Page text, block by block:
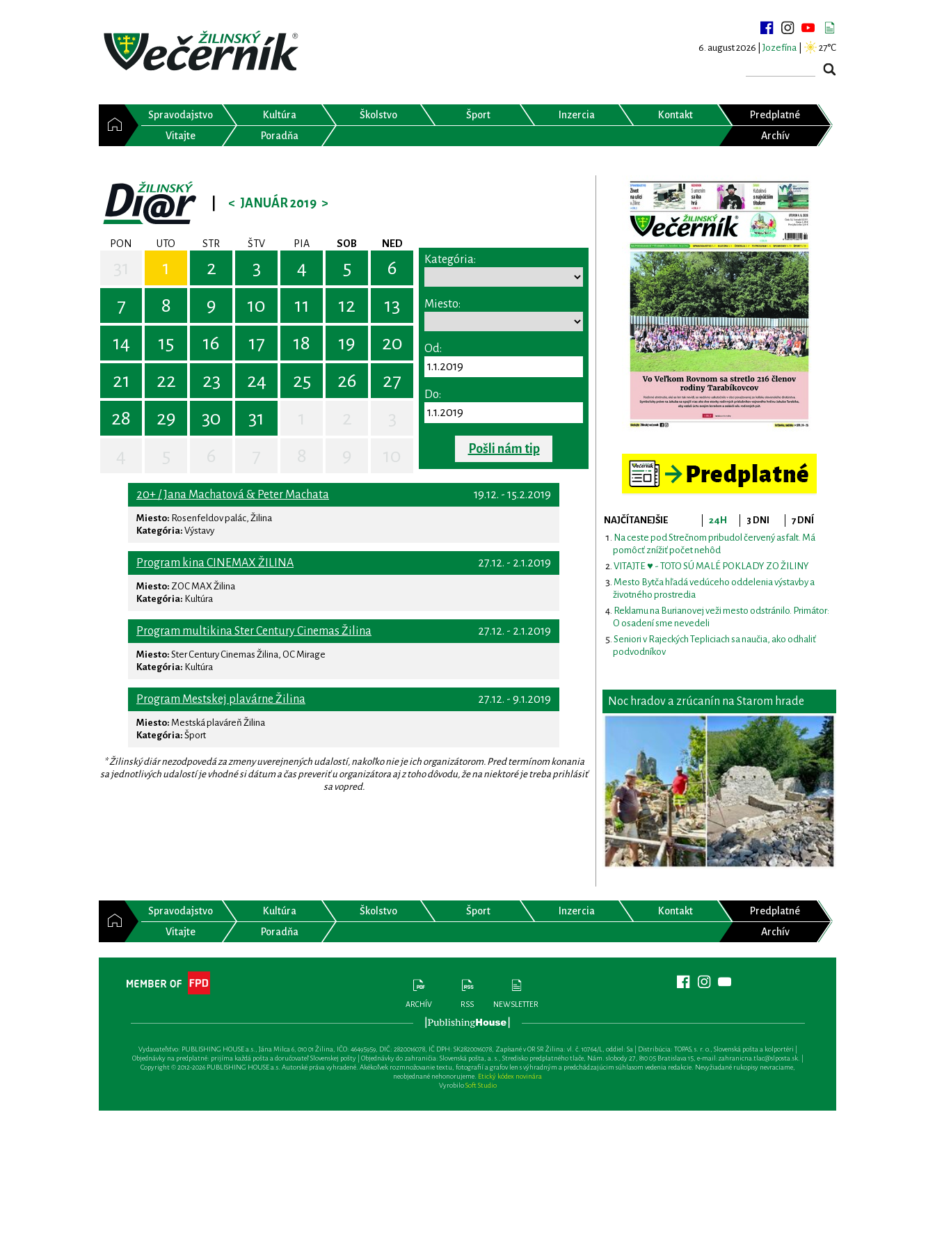
6. august 2026 | Jozefína 27°C
Spravodajstvo Kultúra Školstvo Šport Inzercia Kontakt
Predplatné
Vitajte
Poradňa Archív
< JANUÁR 2019 >
PON UTO STR ŠTV PIA SOB NED
1 2 3 4 5
6
7
8 9 10 11 12
13
14
15 16 17 18 19
20
21
22 23 24 25 26
27
28
29 30 31
Kategória:
Miesto:
Od:
Do:
Pošli nám tip
19.12. - 15.2.2019
20+ / Jana Machatová & Peter Machata
Miesto: Rosenfeldov palác, Žilina
Kategória: Výstavy
27.12. - 2.1.2019
Program kina CINEMAX ŽILINA
Miesto: ZOC MAX Žilina
Kategória: Kultúra
27.12. - 2.1.2019
Program multikina Ster Century Cinemas Žilina
Miesto: Ster Century Cinemas Žilina, OC Mirage
Kategória: Kultúra
27.12. - 9.1.2019
Program Mestskej plavárne Žilina
Miesto: Mestská plaváreň Žilina
Kategória: Šport
* Žilinský diár nezodpovedá za zmeny uverejnených udalostí, nakoľko nie je ich organizátorom. Pred termínom konania
sa jednotlivých udalostí je vhodné si dátum a čas preveriť u organizátora aj z toho dôvodu, že na niektoré je treba prihlásiť
sa vopred.
NAJČÍTANEJŠIE 24H 3 DNI
7 DNÍ
Na ceste pod Strečnom pribudol červený asfalt. Má
pomôcť znížiť počet nehôd
VITAJTE ♥ - TOTO SÚ MALÉ POKLADY ZO ŽILINY
Mesto Bytča hľadá vedúceho oddelenia výstavby a
životného prostredia
Reklamu na Burianovej veži mesto odstránilo. Primátor:
O osadení sme nevedeli
Seniori v Rajeckých Tepliciach sa naučia, ako odhaliť
podvodníkov
Noc hradov a zrúcanín na Starom hrade
Spravodajstvo Kultúra Školstvo Šport Inzercia Kontakt
Predplatné
Vitajte
Poradňa Archív
ARCHÍV RSS NEWSLETTER
Vydavateľsťvo: PUBLISHING HOUSE a.s., Jána Milca 6, 010 01 Žilina, IČO: 46495959, DIČ: 2820016078, IČ DPH: SK2820016078, Zapísané v OR SR Žilina: vl. č. 10764/L, oddiel: Sa | Distribúcia: TOPAS, s. r. o., Slovenská pošta a kolportéri |
Objednávky na predplatné: prijíma každá pošta a doručovateľ Slovenskej pošty | Objednávky do zahraničia: Slovenská pošta, a. s., Stredisko predplatného tlače, Nám. slobody 27, 810 05 Bratislava 15, e-mail:zahranicna.tlac@slposta.sk. |
Copyright © 2012-2026 PUBLISHING HOUSE a.s. Autorské práva vyhradené. Akékoľvek rozmnožovanie textu, fotografií a grafov len s výhradným a predchádzajúcim súhlasom vedenia redakcie. Nevyžiadané rukopisy nevraciame,
neobjednané nehonorujeme. Etický kódex novinára
VyrobiloSoft Studio